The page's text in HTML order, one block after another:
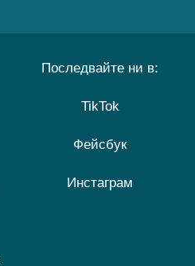
Последвайте ни в:
TikTok
Фейсбук
Инстаграм